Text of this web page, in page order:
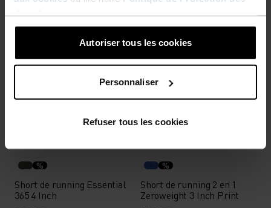
Autoriser tous les cookies
Personnaliser
Refuser tous les cookies
-30 %
Promos d’été
% %
Collant de running 3/4
-30 %
Promos d’été
% %
Collant de running 7/8
%
Short de running Essential
365 4 Inch
%
Short de running 2 en 1
Zeroweight 3 Inch Print